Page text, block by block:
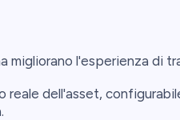
migliorano l'esperienza di
reale dell'asset,